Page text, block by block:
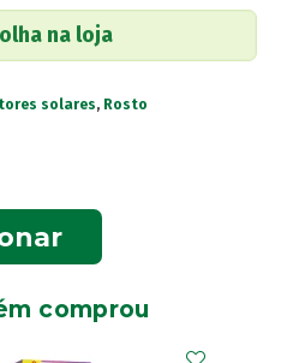
na loja
solares, Rosto
comprou